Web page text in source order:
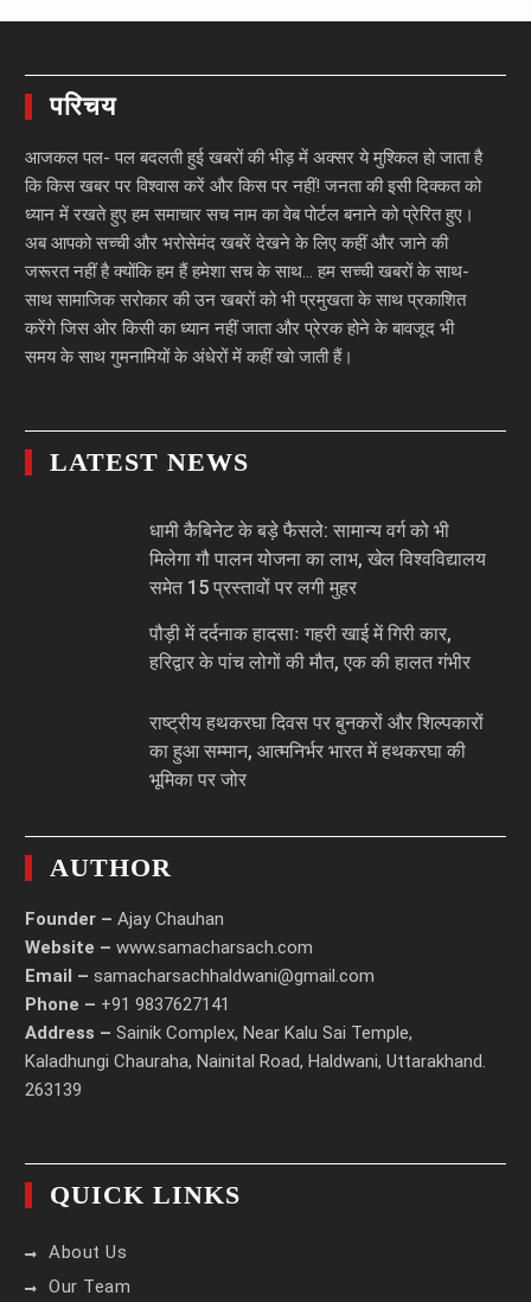
परिचय
आजकल पल- पल बदलती हुई खबरों की भीड़ में अक्सर ये मुश्किल हो जाता है
कि किस खबर पर विश्वास करें और किस पर नहीं! जनता की इसी दिक्कत को
ध्यान में रखते हुए हम समाचार सच नाम का वेब पोर्टल बनाने को प्रेरित हुए।
अब आपको सच्ची और भरोसेमंद खबरें देखने के लिए कहीं और जाने की
जरूरत नहीं है क्योंकि हम हैं हमेशा सच के साथ… हम सच्ची खबरों के साथ-
साथ सामाजिक सरोकार की उन खबरों को भी प्रमुखता के साथ प्रकाशित
करेंगे जिस ओर किसी का ध्यान नहीं जाता और प्रेरक होने के बावजूद भी
समय के साथ गुमनामियों के अंधेरों में कहीं खो जाती हैं।
LATEST NEWS
धामी कैबिनेट के बड़े फैसले: सामान्य वर्ग को भी
मिलेगा गौ पालन योजना का लाभ, खेल विश्वविद्यालय
समेत 15 प्रस्तावों पर लगी मुहर
पौड़ी में दर्दनाक हादसाः गहरी खाई में गिरी कार,
हरिद्वार के पांच लोगों की मौत, एक की हालत गंभीर
राष्ट्रीय हथकरघा दिवस पर बुनकरों और शिल्पकारों
का हुआ सम्मान, आत्मनिर्भर भारत में हथकरघा की
भूमिका पर जोर
AUTHOR
Founder – Ajay Chauhan
Website – www.samacharsach.com
Email – samacharsachhaldwani@gmail.com
Phone – +91 9837627141
Address – Sainik Complex, Near Kalu Sai Temple,
Kaladhungi Chauraha, Nainital Road, Haldwani, Uttarakhand.
263139
QUICK LINKS
About Us
Our Team